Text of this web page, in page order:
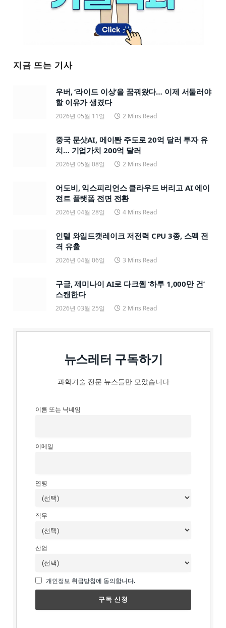
지금 뜨는 기사
우버, ‘라이드 이상’을 꿈꿔왔다… 이제 서둘러야
할 이유가 생겼다
2026년 05월 11일 2 Mins Read
중국 문샷AI, 메이퇀 주도로 20억 달러 투자 유
치… 기업가치 200억 달러
2026년 05월 08일 2 Mins Read
어도비, 익스피리언스 클라우드 버리고 AI 에이
전트 플랫폼 전면 전환
2026년 04월 28일 4 Mins Read
인텔 와일드캣레이크 저전력 CPU 3종, 스펙 전
격 유출
2026년 04월 06일 3 Mins Read
구글, 제미나이 AI로 다크웹 ‘하루 1,000만 건’
스캔한다
2026년 03월 25일 2 Mins Read
뉴스레터 구독하기
과학기술 전문 뉴스들만 모았습니다
이름 또는 닉네임
이메일
연령
직무
산업
개인정보 취급방침에 동의합니다.